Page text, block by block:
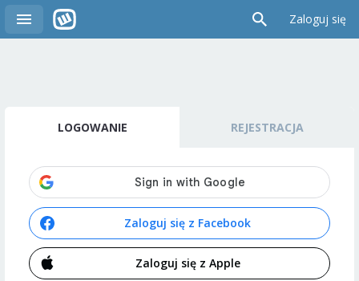
Zaloguj się
LOGOWANIE REJESTRACJA
Zaloguj się z Facebook
Zaloguj się z Apple